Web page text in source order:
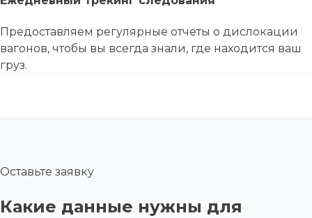
Предоставляем регулярные отчеты о дислокации
вагонов, чтобы вы всегда знали, где находится ваш
груз.
Оставьте заявку
Какие данные нужны для